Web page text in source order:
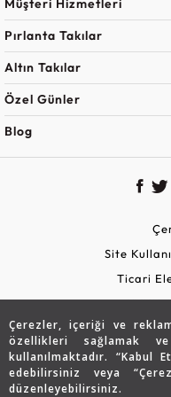
Çerezler, içeriği ve
özellikleri sağlamak
kullanılmaktadır. “Kabul
edebilirsiniz veya
düzenleyebilirsiniz.
Pırlanta Takılar
Altın Takılar
Özel Günler
Blog
Site
Ticari
KVKK